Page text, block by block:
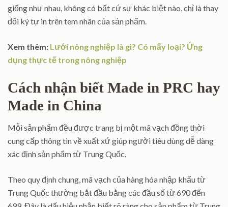
giống như nhau, không có bất cứ sự khác biệt nào, chỉ là thay
đổi ký tự in trên tem nhãn của sản phẩm.
Xem thêm: Lưới nông nghiệp là gì? Có mấy loại? Ứng
dụng thực tế trong nông nghiệp
Cách nhận biết Made in PRC hay
Made in China
Mỗi sản phẩm đều được trang bị một mã vạch đồng thời
cung cấp thông tin về xuất xứ giúp người tiêu dùng dễ dàng
xác định sản phẩm từ Trung Quốc.
Theo quy định chung, mã vạch của hàng hóa nhập khẩu từ
Trung Quốc thường bắt đầu bằng các đầu số từ 690 đến